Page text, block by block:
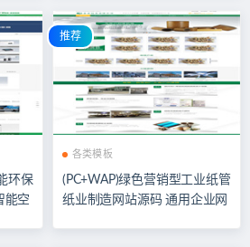
环保
能空
推荐
各类模板
(PC+WAP)绿色营销型工业纸管
纸业制造网站源码 通用企业网